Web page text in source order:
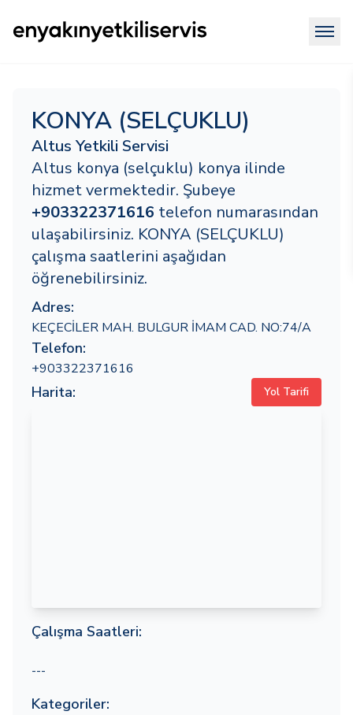
KONYA (SELÇUKLU)
Altus Yetkili Servisi
Altus konya (selçuklu) konya ilinde
hizmet vermektedir. Şubeye
+903322371616 telefon numarasından
ulaşabilirsiniz. KONYA (SELÇUKLU)
çalışma saatlerini aşağıdan
öğrenebilirsiniz.
Adres:
KEÇECİLER MAH. BULGUR İMAM CAD. NO:74/A
Telefon:
+903322371616
Harita: Yol Tarifi
Çalışma Saatleri:
---
Kategoriler: